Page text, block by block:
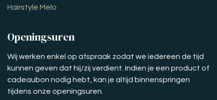
Hairstyle Melo
Openingsuren
Wij werken enkel op afspraak zodat we iedereen de tijd
kunnen geven dat hij/zij verdient. Indien je een product of
cadeaubon nodig hebt, kan je altijd binnenspringen
tijdens onze openingsuren.